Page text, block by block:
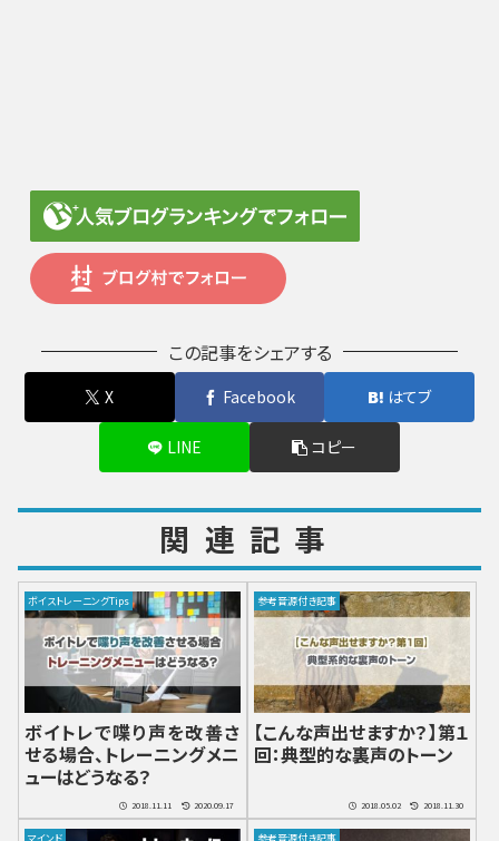
この記事をシェアする
X Facebook はてブ
LINE コピー
関連記事
ボイストレーニングTips
ボイトレで喋り声を改善さ
せる場合、トレーニングメニ
ューはどうなる？
2018.11.11 2020.09.17
参考音源付き記事
【こんな声出せますか？】第１
回：典型的な裏声のトーン
2018.05.02 2018.11.30